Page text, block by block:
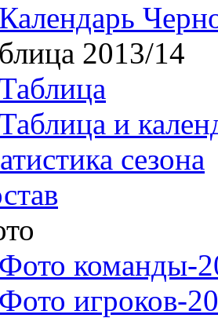
Календарь
2013/14
и
сезона
Фото команды-
Фото игроков-